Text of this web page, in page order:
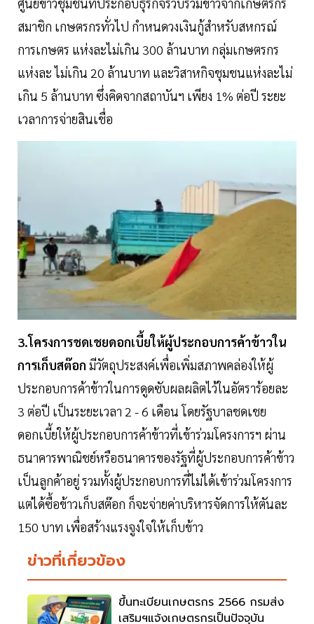
สมาชิก เกษตรกรทั่วไป กำหนดวงเงินกู้สำหรับสหกรณ์
การเกษตร แห่งละไม่เกิน 300 ล้านบาท กลุ่มเกษตรกร
แห่งละ ไม่เกิน 20 ล้านบาท และวิสาหกิจชุมชนแห่งละไม่
เกิน 5 ล้านบาท ซึ่งคิดจากสถาบันฯ เพียง 1% ต่อปี ระยะ
เวลาการจ่ายสินเชื่อ
3.โครงการชดเชยดอกเบี้ยให้ผู้ประกอบการค้าข้าวใน
การเก็บสต๊อก มีวัตถุประสงค์เพื่อเพิ่มสภาพคล่องให้ผู้
ประกอบการค้าข้าวในการดูดซับผลผลิตไว้ในอัตราร้อยละ
3 ต่อปี เป็นระยะเวลา 2 - 6 เดือน โดยรัฐบาลชดเชย
ดอกเบี้ยให้ผู้ประกอบการค้าข้าวที่เข้าร่วมโครงการฯ ผ่าน
ธนาคารพาณิชย์หรือธนาคารของรัฐที่ผู้ประกอบการค้าข้าว
เป็นลูกค้าอยู่ รวมทั้งผู้ประกอบการที่ไม่ได้เข้าร่วมโครงการ
แต่ได้ซื้อข้าวเก็บสต๊อก ก็จะจ่ายค่าบริหารจัดการให้ตันละ
150 บาท เพื่อสร้างแรงจูงใจให้เก็บข้าว
ข่าวที่เกี่ยวข้อง
ขึ้นทะเบียนเกษตรกร 2566 กรมส่ง
เสริมฯแจ้งเกษตรกรเป็นปัจจุบัน